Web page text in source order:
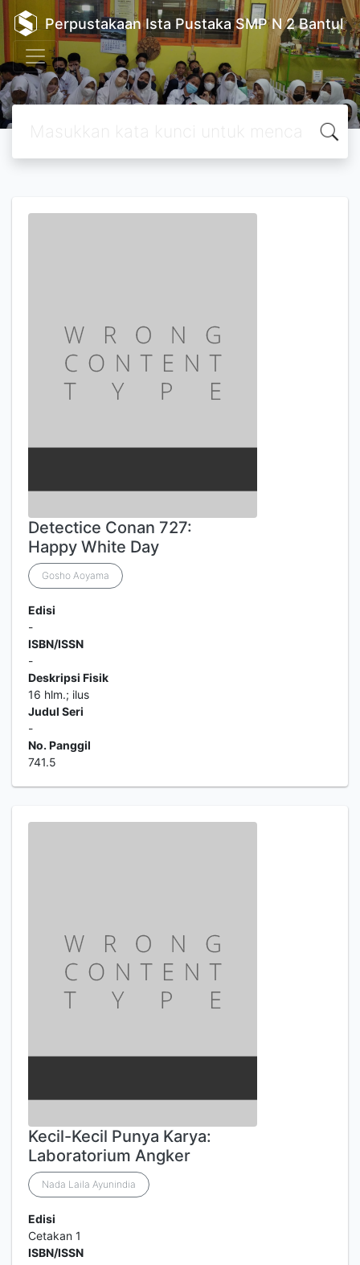
Perpustakaan Ista Pustaka SMP N 2 Bantul
Detectice Conan 727:
Happy White Day
Gosho Aoyama
Edisi
-
ISBN/ISSN
-
Deskripsi Fisik
16 hlm.; ilus
Judul Seri
-
No. Panggil
741.5
Kecil-Kecil Punya Karya:
Laboratorium Angker
Nada Laila Ayunindia
Edisi
Cetakan 1
ISBN/ISSN